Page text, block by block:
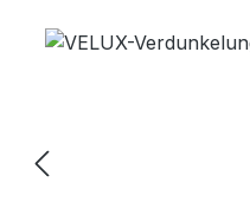
Bildergalerie